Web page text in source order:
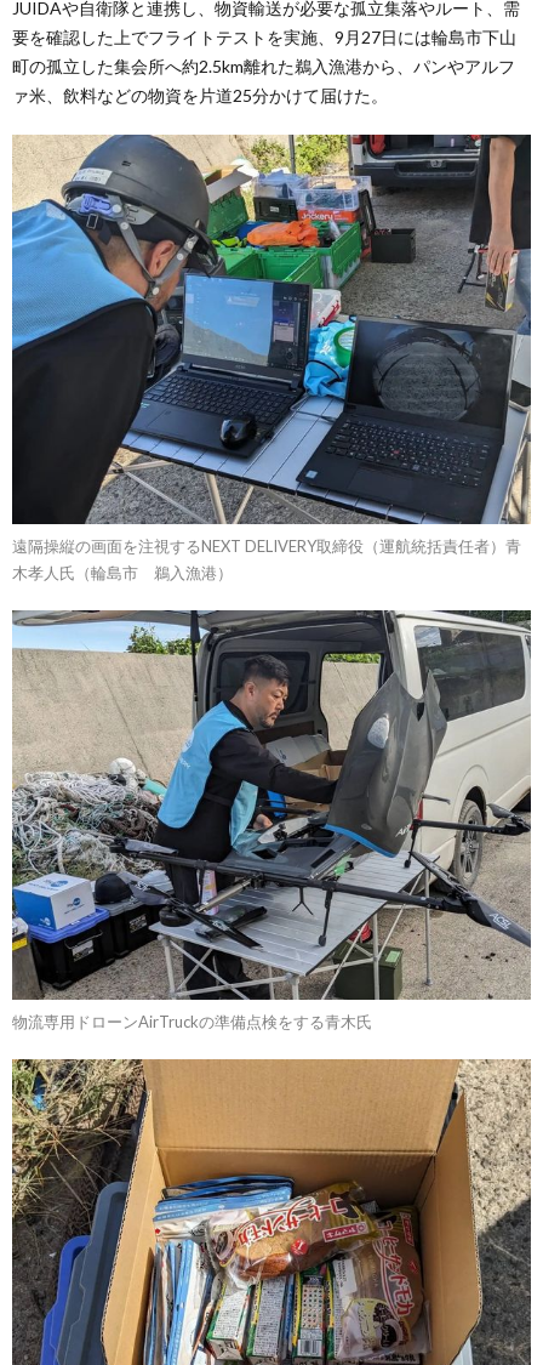
JUIDAや自衛隊と連携し、物資輸送が必要な孤立集落やルート、需
要を確認した上でフライトテストを実施、9月27日には輪島市下山
町の孤立した集会所へ約2.5km離れた鵜入漁港から、パンやアルフ
ァ米、飲料などの物資を片道25分かけて届けた。
遠隔操縦の画面を注視するNEXT DELIVERY取締役（運航統括責任者）青
木孝人氏（輪島市 鵜入漁港）
物流専用ドローンAirTruckの準備点検をする青木氏